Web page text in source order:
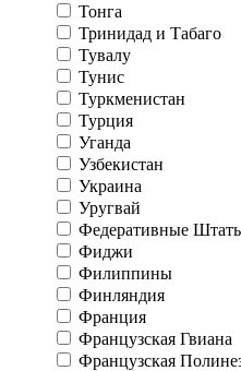
Тонга
Тринидад и Табаго
Тувалу
Тунис
Туркменистан
Турция
Уганда
Узбекистан
Украина
Уругвай
Федеративные
Фиджи
Филиппины
Финляндия
Франция
Французская Гвиана
Французская